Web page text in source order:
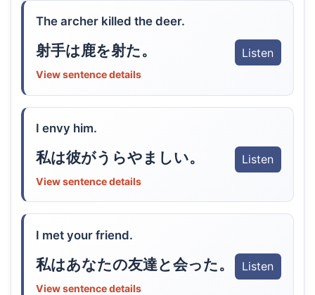
The archer killed the deer.
射手は鹿を射た。 Listen
View sentence details
I envy him.
私は彼がうらやましい。 Listen
View sentence details
I met your friend.
私はあなたの友達と会った。 Listen
View sentence details